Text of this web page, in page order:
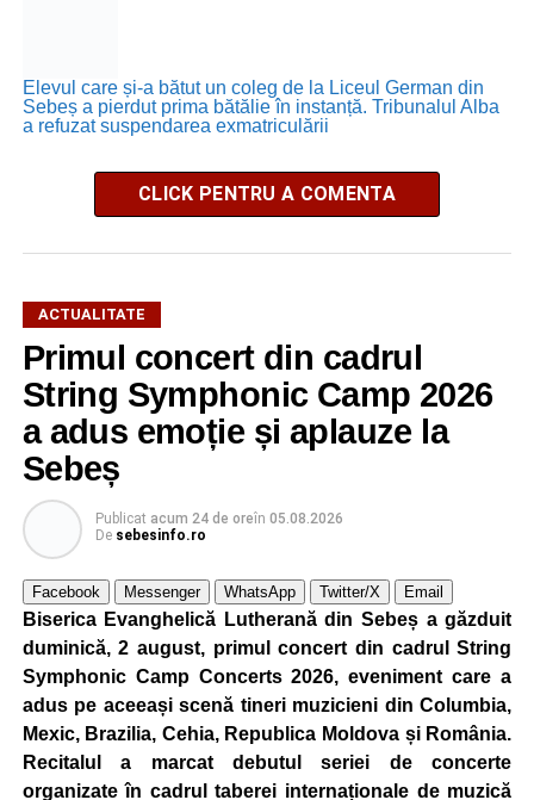
Elevul care și-a bătut un coleg de la Liceul German din
Sebeș a pierdut prima bătălie în instanță. Tribunalul Alba
a refuzat suspendarea exmatriculării
CLICK PENTRU A COMENTA
ACTUALITATE
Primul concert din cadrul
String Symphonic Camp 2026
a adus emoție și aplauze la
Sebeș
Publicat acum 24 de oreîn 05.08.2026
De sebesinfo.ro
Facebook Messenger WhatsApp Twitter/X Email
Biserica Evanghelică Lutherană din Sebeș a găzduit
duminică, 2 august, primul concert din cadrul String
Symphonic Camp Concerts 2026, eveniment care a
adus pe aceeași scenă tineri muzicieni din Columbia,
Mexic, Brazilia, Cehia, Republica Moldova și România.
Recitalul a marcat debutul seriei de concerte
organizate în cadrul taberei internaționale de muzică